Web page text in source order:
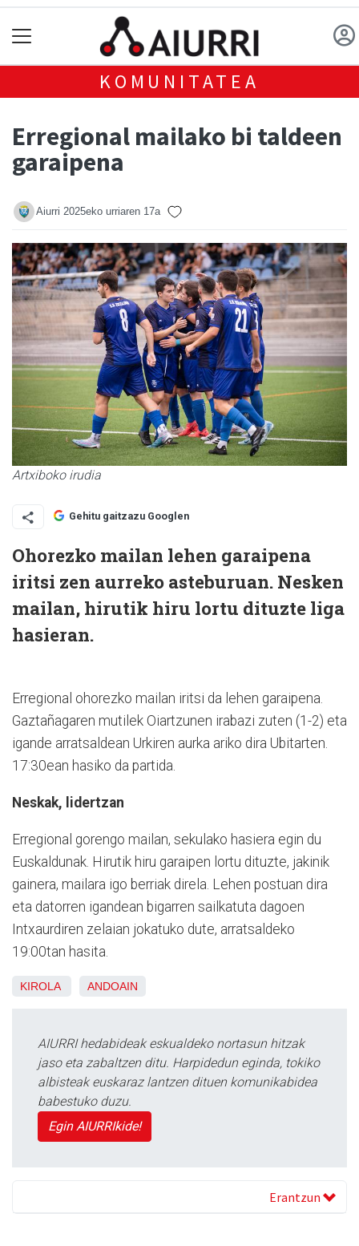
KOMUNITATEA
Erregional mailako bi taldeen
garaipena
Aiurri 2025eko urriaren 17a
Artxiboko irudia
Gehitu gaitzazu Googlen
Ohorezko mailan lehen garaipena
iritsi zen aurreko asteburuan. Nesken
mailan, hirutik hiru lortu dituzte liga
hasieran.
Erregional ohorezko mailan iritsi da lehen garaipena.
Gaztañagaren mutilek Oiartzunen irabazi zuten (1-2) eta
igande arratsaldean Urkiren aurka ariko dira Ubitarten.
17:30ean hasiko da partida.
Neskak, lidertzan
Erregional gorengo mailan, sekulako hasiera egin du
Euskaldunak. Hirutik hiru garaipen lortu dituzte, jakinik
gainera, mailara igo berriak direla. Lehen postuan dira
eta datorren igandean bigarren sailkatuta dagoen
Intxaurdiren zelaian jokatuko dute, arratsaldeko
19:00tan hasita.
KIROLA ANDOAIN
AIURRI hedabideak eskualdeko nortasun hitzak
jaso eta zabaltzen ditu. Harpidedun eginda, tokiko
albisteak euskaraz lantzen dituen komunikabidea
babestuko duzu.
Egin AIURRIkide!
Erantzun